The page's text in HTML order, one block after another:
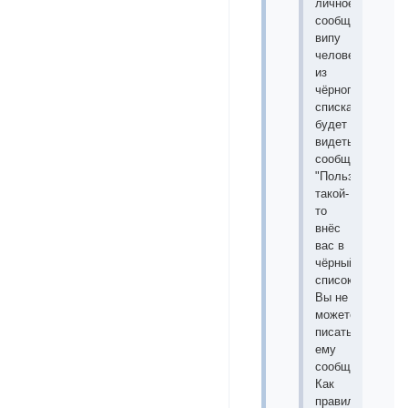
личное
сообщение
випу
человек
из
чёрного
списка
будет
видеть
сообщение:
" Пользователь
такой-
то
внёс
вас в
чёрный
список.
Вы не
можете
писать
ему
сообщения.
Как
правило